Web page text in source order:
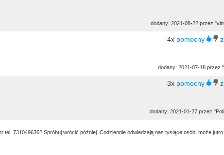
dodany: 2021-08-22 przez
4x
dodany: 2021-07-18 przez
3x
dodany: 2021-01-27 przez
tel. 731049636? Spróbuj wrócić później. Codziennie odwiedzają nas tysiące osób, może